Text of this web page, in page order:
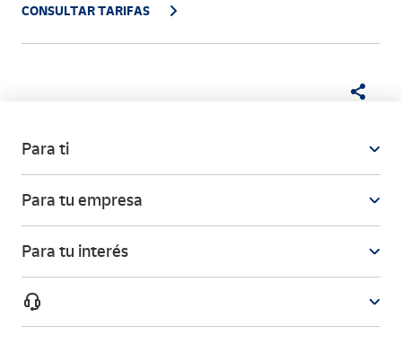
CONSULTAR TARIFAS
Para ti
Para tu empresa
Para tu interés